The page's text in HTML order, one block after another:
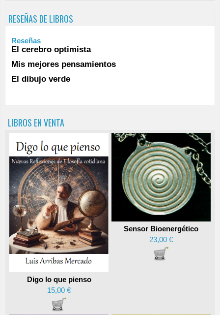
RESEÑAS DE LIBROS
Reseñas
El cerebro optimista
Mis mejores pensamientos
El dibujo verde
LIBROS EN VENTA
Digo lo que pienso
15,00 €
Sensor Bioenergético
23,00 €